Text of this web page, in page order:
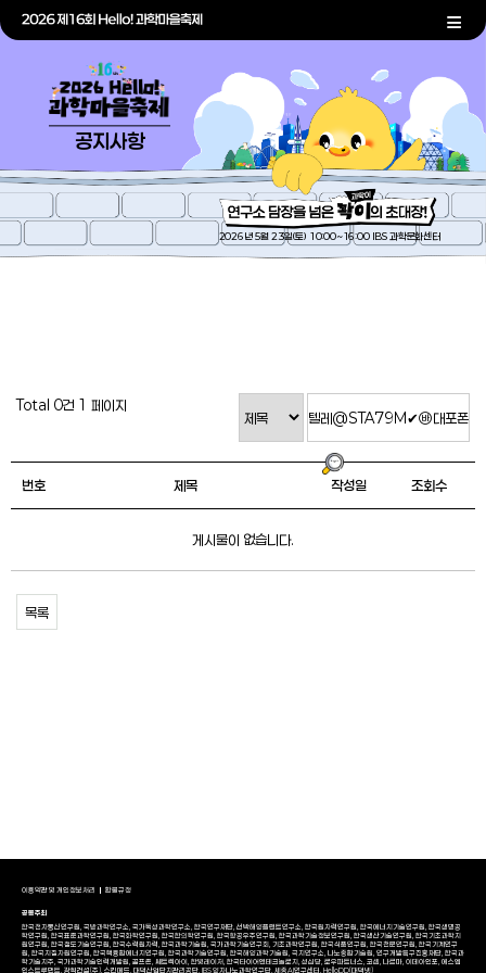
공지사항
2026년 5월 23일(토) 10:00~16:00 IBS 과학문화센터
Total 0건 1 페이지
번호 제목 작성일 조회수
게시물이 없습니다.
목록
이용약관 및 개인정보처리 환불규정
공동주최
한국전자통신연구원, 국방과학연구소, 국가독성과학연구소, 한국연구재단, 선박해양플랜트연구소, 한국원자력연구원, 한국에너지기술연구원, 한국생명공
학연구원, 한국표준과학연구원, 한국화학연구원, 한국한의학연구원, 한국항공우주연구원, 한국과학기술정보연구원, 한국생산기술연구원, 한국기초과학지
원연구원, 한국철도기술연구원, 한국수력원자력, 한국과학기술원, 국가과학기술연구회, 기초과학연구원, 한국식품연구원, 한국천문연구원, 한국기계연구
원, 한국지질자원연구원, 한국핵융합에너지연구원, 한국과학기술연구원, 한국해양과학기술원, 극지연구소, 나노종합기술원, 연구개발특구진흥재단, 한국과
학기술지주, 국가과학기술인력개발원, 골프존, 쎄트렉아이, 한빛레이저, 한국타이어앤테크놀로지, 성심당, 로우파트너스, 코셈, 나르마, 이데아인포, 에스엠
인스트루먼트, 광혁건설(주), 스킨메드, 대덕산업단지관리공단, IBS 양자나노과학연구단, 세종AI연구센터, HelloDD(대덕넷)